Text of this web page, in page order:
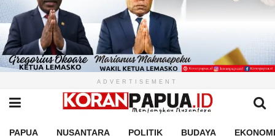
ADVERTISEMENT
PAPUA NUSANTARA POLITIK BUDAYA EKONOMI